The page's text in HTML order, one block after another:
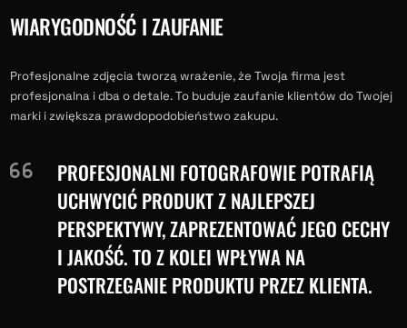
WIARYGODNOŚĆ I ZAUFANIE
Profesjonalne zdjęcia tworzą wrażenie, że Twoja firma jest
profesjonalna i dba o detale. To buduje zaufanie klientów do Twojej
marki i zwiększa prawdopodobieństwo zakupu.
PROFESJONALNI FOTOGRAFOWIE POTRAFIĄ
UCHWYCIĆ PRODUKT Z NAJLEPSZEJ
PERSPEKTYWY, ZAPREZENTOWAĆ JEGO CECHY
I JAKOŚĆ. TO Z KOLEI WPŁYWA NA
POSTRZEGANIE PRODUKTU PRZEZ KLIENTA.